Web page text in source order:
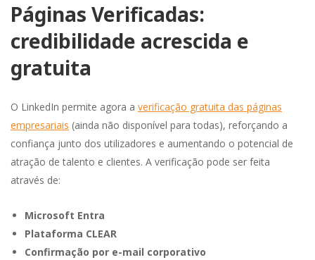
Páginas Verificadas:
credibilidade acrescida e
gratuita
O LinkedIn permite agora a verificação gratuita das páginas
empresariais (ainda não disponível para todas), reforçando a
confiança junto dos utilizadores e aumentando o potencial de
atração de talento e clientes. A verificação pode ser feita
através de:
Microsoft Entra
Plataforma CLEAR
Confirmação por e-mail corporativo